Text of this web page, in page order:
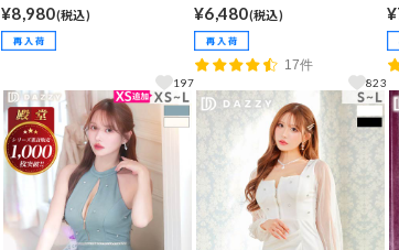
服でもOKトワルドジュイ柄
ホルターネックハイウエスト
Aラインミニ丈キャバドレス
¥8,980(税込)
197
売・3Lサイズ有】大人の色気
漂うフロント全ジップ×透け
レース長袖タイトキャバドレ
ス
¥6,480(税込)
17件
823
3